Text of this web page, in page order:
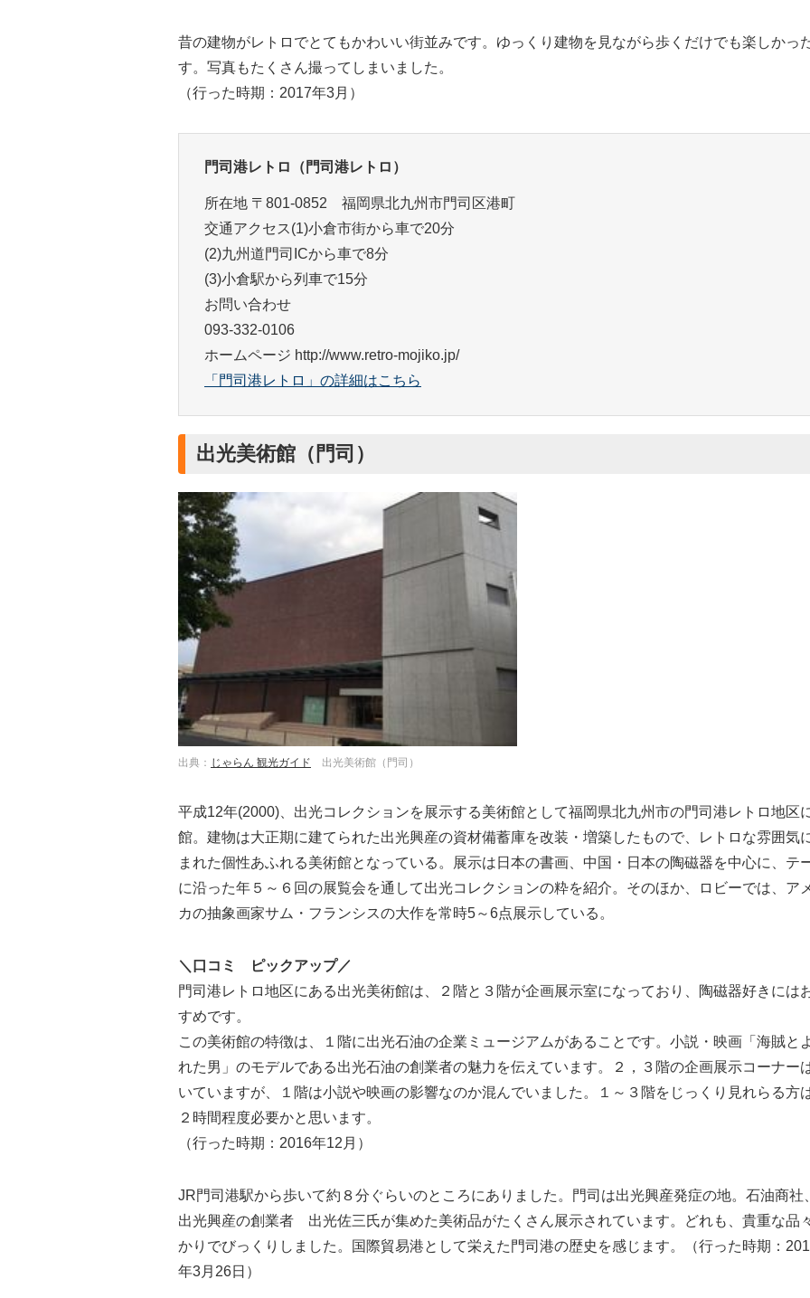
昔の建物がレトロでとてもかわいい街並みです。ゆっくり建物を見ながら歩くだけでも楽しかっ
す。写真もたくさん撮ってしまいました。
（行った時期：2017年3月）
門司港レトロ（門司港レトロ）
所在地 〒801-0852 福岡県北九州市門司区港町
交通アクセス(1)小倉市街から車で20分
(2)九州道門司ICから車で8分
(3)小倉駅から列車で15分
お問い合わせ
093-332-0106
ホームページ http://www.retro-mojiko.jp/
「門司港レトロ」の詳細はこちら
出光美術館（門司）
出典： じゃらん 観光ガイド 出光美術館（門司）
平成12年(2000)、出光コレクションを展示する美術館として福岡県北九州市の門司港レトロ地区
館。建物は大正期に建てられた出光興産の資材備蓄庫を改装・増築したもので、レトロな雰囲気
まれた個性あふれる美術館となっている。展示は日本の書画、中国・日本の陶磁器を中心に、テ
に沿った年５～６回の展覧会を通して出光コレクションの粋を紹介。そのほか、ロビーでは、ア
カの抽象画家サム・フランシスの大作を常時5～6点展示している。
＼口コミ ピックアップ／
門司港レトロ地区にある出光美術館は、２階と３階が企画展示室になっており、陶磁器好きには
すめです。
この美術館の特徴は、１階に出光石油の企業ミュージアムがあることです。小説・映画「海賊と
れた男」のモデルである出光石油の創業者の魅力を伝えています。２，３階の企画展示コーナー
いていますが、１階は小説や映画の影響なのか混んでいました。１～３階をじっくり見れらる方は
２時間程度必要かと思います。
（行った時期：2016年12月）
JR門司港駅から歩いて約８分ぐらいのところにありました。門司は出光興産発症の地。石油商社、
出光興産の創業者 出光佐三氏が集めた美術品がたくさん展示されています。どれも、貴重な品
かりでびっくりしました。国際貿易港として栄えた門司港の歴史を感じます。（行った時期：
年3月26日）